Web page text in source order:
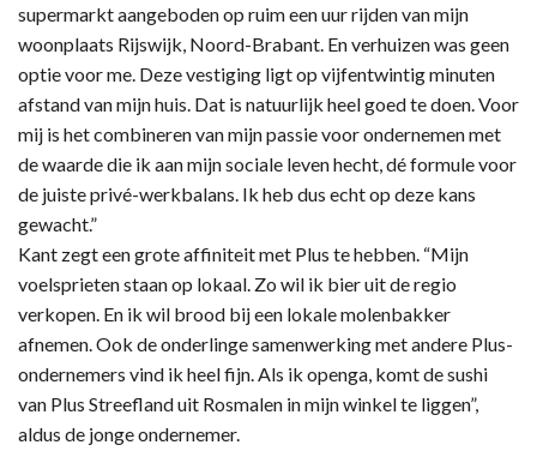
supermarkt aangeboden op ruim een uur rijden van mijn
woonplaats Rijswijk, Noord-Brabant. En verhuizen was geen
optie voor me. Deze vestiging ligt op vijfentwintig minuten
afstand van mijn huis. Dat is natuurlijk heel goed te doen. Voor
mij is het combineren van mijn passie voor ondernemen met
de waarde die ik aan mijn sociale leven hecht, dé formule voor
de juiste privé-werkbalans. Ik heb dus echt op deze kans
gewacht.”
Kant zegt een grote affiniteit met Plus te hebben. “Mijn
voelsprieten staan op lokaal. Zo wil ik bier uit de regio
verkopen. En ik wil brood bij een lokale molenbakker
afnemen. Ook de onderlinge samenwerking met andere Plus-
ondernemers vind ik heel fijn. Als ik openga, komt de sushi
van Plus Streefland uit Rosmalen in mijn winkel te liggen”,
aldus de jonge ondernemer.